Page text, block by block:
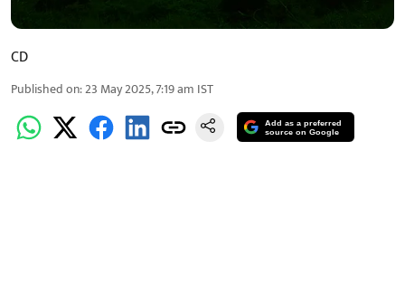
CD
Published on:23 May 2025, 7:19 am IST
Add as a preferred
source on Google